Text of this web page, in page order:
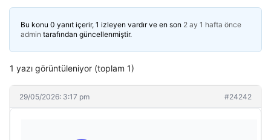
Bu konu 0 yanıt içerir, 1 izleyen vardır ve en son 2 ay 1 hafta önce
admin tarafından güncellenmiştir.
1 yazı görüntüleniyor (toplam 1)
29/05/2026: 3:17 pm #24242